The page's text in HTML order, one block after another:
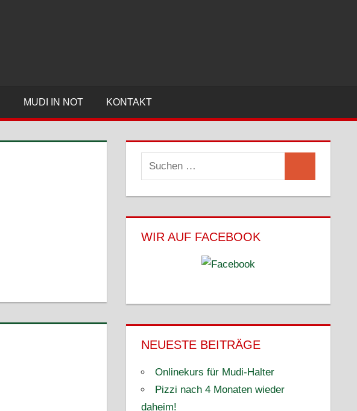
MUDI IN NOT KONTAKT
Suchen
nach:
WIR AUF FACEBOOK
NEUESTE BEITRÄGE
Onlinekurs für Mudi-Halter
Pizzi nach 4 Monaten wieder
daheim!